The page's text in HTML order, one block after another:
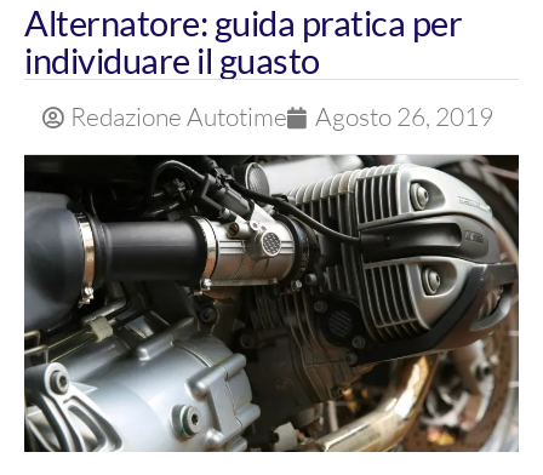
Alternatore: guida pratica per
individuare il guasto
Redazione Autotime Agosto 26, 2019